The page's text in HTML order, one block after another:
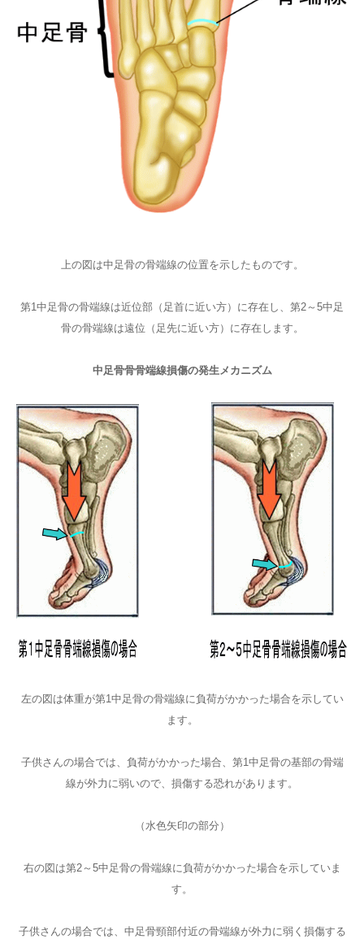
上の図は中足骨の骨端線の位置を示したものです。
第1中足骨の骨端線は近位部（足首に近い方）に存在し、第2～5中足
骨の骨端線は遠位（足先に近い方）に存在します。
中足骨骨骨端線損傷の発生メカニズム
左の図は体重が第1中足骨の骨端線に負荷がかかった場合を示してい
ます。
子供さんの場合では、負荷がかかった場合、第1中足骨の基部の骨端
線が外力に弱いので、損傷する恐れがあります。
（水色矢印の部分）
右の図は第2～5中足骨の骨端線に負荷がかかった場合を示していま
す。
子供さんの場合では、中足骨頸部付近の骨端線が外力に弱く損傷する